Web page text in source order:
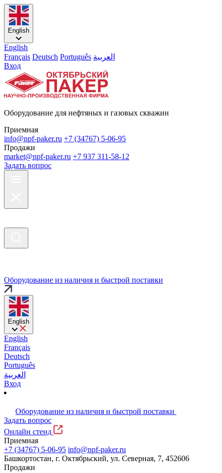
English
English
Français Deutsch Português العربية
Вход
Оборудование для нефтяных и газовых скважин
Приемная
info@npf-paker.ru +7 (34767) 5-06-95
Продажи
market@npf-paker.ru +7 937 311-58-12
Задать вопрос
Оборудование из наличия и быстрой поставки
English
English
Français
Deutsch
Português
العربية
Вход
Оборудование из наличия и быстрой поставки
Задать вопрос
Онлайн стенд
Приемная
+7 (34767) 5-06-95 info@npf-paker.ru
Башкортостан, г. Октябрьский, ул. Северная, 7, 452606
Продажи